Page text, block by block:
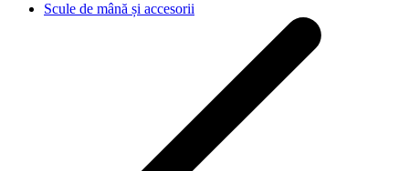
Scule de mână și accesorii